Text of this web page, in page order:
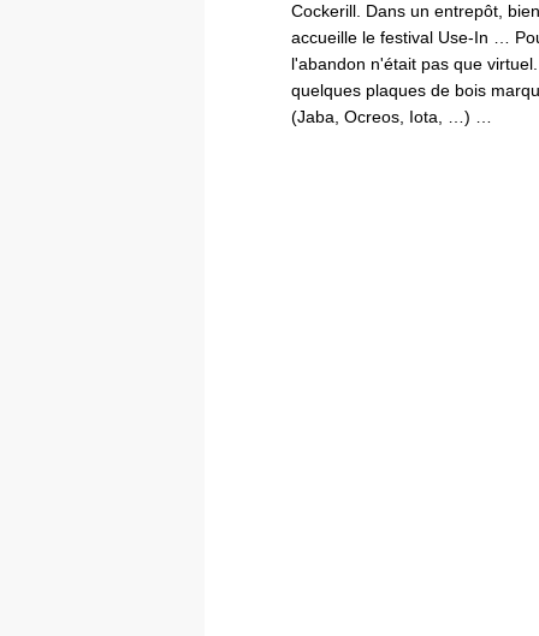
Cockerill. Dans un entrepôt,
accueille le festival Use-In …
l'abandon n'était pas que
quelques plaques de bois
(Jaba, Ocreos, Iota, …) …